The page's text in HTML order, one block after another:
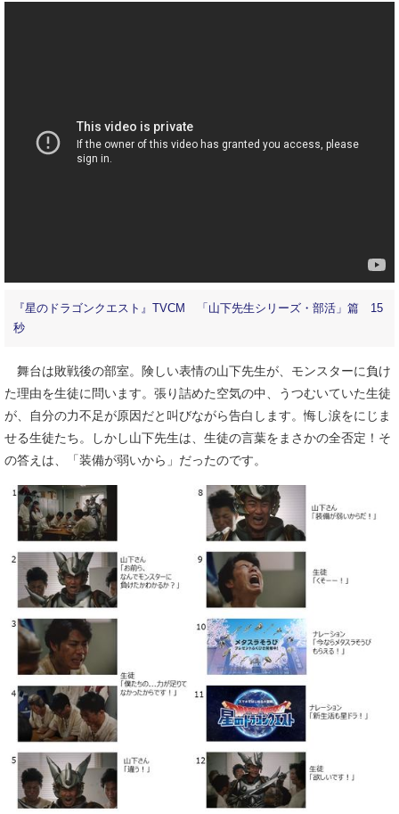
『星のドラゴンクエスト』TVCM 「山下先生シリーズ・部活」篇 15
秒
舞台は敗戦後の部室。険しい表情の山下先生が、モンスターに負け
た理由を生徒に問います。張り詰めた空気の中、うつむいていた生徒
が、自分の力不足が原因だと叫びながら告白します。悔し涙をにじま
せる生徒たち。しかし山下先生は、生徒の言葉をまさかの全否定！そ
の答えは、「装備が弱いから」だったのです。